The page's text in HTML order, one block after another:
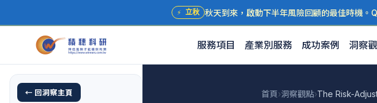
⚡ 立秋 秋天到來，啟動下半年風險回顧的最佳時機。
服務項目 產業別服務 成功案例 洞察
← 回洞察主頁 首頁›洞察觀點›